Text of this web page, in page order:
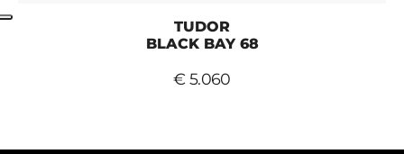
TUDOR
BLACK BAY 68
€ 5.060